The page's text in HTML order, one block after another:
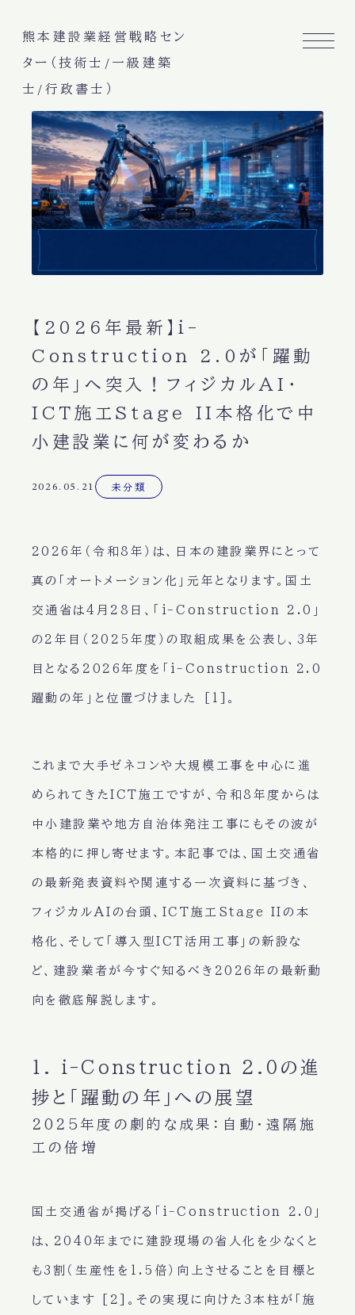
熊本建設業経営戦略セン
ター（技術士/一級建築
士/行政書士）
【2026年最新】i-
Construction 2.0が「躍動
の年」へ突入！フィジカルAI・
ICT施工Stage II本格化で中
小建設業に何が変わるか
2026.05.21 未分類
2026年（令和8年）は、日本の建設業界にとって
真の「オートメーション化」元年となります。国土
交通省は4月28日、「i-Construction 2.0」
の2年目（2025年度）の取組成果を公表し、3年
目となる2026年度を「i-Construction 2.0
躍動の年」と位置づけました [1]。
これまで大手ゼネコンや大規模工事を中心に進
められてきたICT施工ですが、令和8年度からは
中小建設業や地方自治体発注工事にもその波が
本格的に押し寄せます。本記事では、国土交通省
の最新発表資料や関連する一次資料に基づき、
フィジカルAIの台頭、ICT施工Stage IIの本
格化、そして「導入型ICT活用工事」の新設な
ど、建設業者が今すぐ知るべき2026年の最新動
向を徹底解説します。
1. i-Construction 2.0の進
捗と「躍動の年」への展望
2025年度の劇的な成果：自動・遠隔施
工の倍増
国土交通省が掲げる「i-Construction 2.0」
は、2040年までに建設現場の省人化を少なくと
も3割（生産性を1.5倍）向上させることを目標と
しています [2]。その実現に向けた3本柱が「施